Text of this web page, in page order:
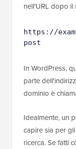
nell'URL dopo
https://
post
In WordPress,
parte
dominio è
Idealmente, un
capire sia per
ricerca. Se fatti